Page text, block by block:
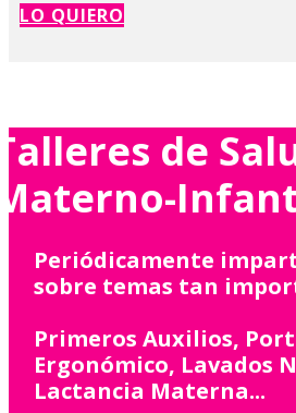
LO QUIERO
de
Periódicamente
sobre temas tan
Primeros Auxilios,
Ergonómico, Lavados
Lactancia Materna...